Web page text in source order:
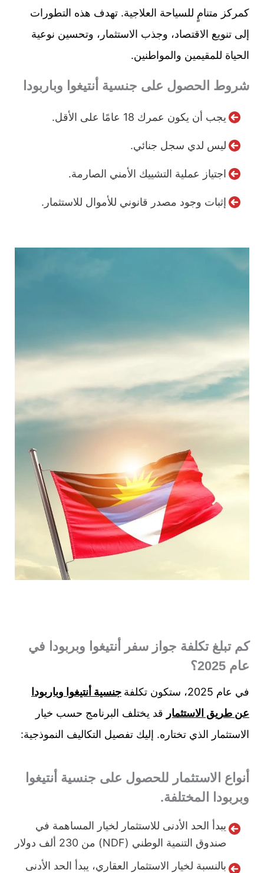
كمركز متنامٍ للسياحة العلاجية. تهدف هذه التطورات
إلى تنويع الاقتصاد، وجذب الاستثمار، وتحسين نوعية
الحياة للمقيمين والمواطنين.
شروط الحصول على جنسية أنتيغوا وباربودا
يجب أن يكون عمرك 18 عامًا على الأقل.
ليس لدي سجل جنائي.
اجتياز عملية التشييك الأمني الصارمة.
إثبات وجود مصدر قانوني للأموال للاستثمار.
كم تبلغ تكلفة جواز سفر أنتيغوا وبربودا في
عام 2025؟
في عام 2025، ستكون تكلفة
جنسية أنتيغوا وباربودا
عن طريق الاستثمار قد يختلف البرنامج حسب خيار
الاستثمار الذي تختاره. إليك تفصيل التكاليف النموذجية:
أنواع الاستثمار للحصول على جنسية أنتيغوا
وبربودا المختلفة.
يبدأ الحد الأدنى للاستثمار لخيار المساهمة في
صندوق التنمية الوطني (NDF) من 230 ألف دولار
بالنسبة لخيار الاستثمار العقاري، يبدأ الحد الأدنى